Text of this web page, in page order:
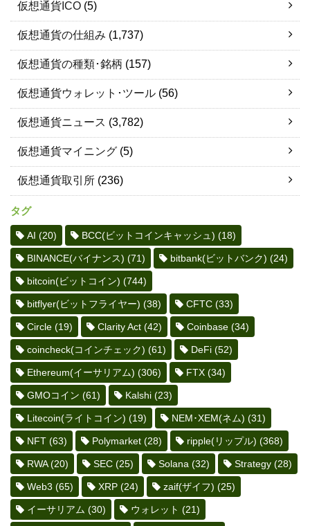
仮想通貨ICO (5)
仮想通貨の仕組み (1,737)
仮想通貨の種類･銘柄 (157)
仮想通貨ウォレット･ツール (56)
仮想通貨ニュース (3,782)
仮想通貨マイニング (5)
仮想通貨取引所 (236)
タグ
AI (20) BCC(ビットコインキャッシュ) (18)
BINANCE(バイナンス) (71) bitbank(ビットバンク) (24)
bitcoin(ビットコイン) (744)
bitflyer(ビットフライヤー) (38) CFTC (33)
Circle (19) Clarity Act (42) Coinbase (34)
coincheck(コインチェック) (61) DeFi (52)
Ethereum(イーサリアム) (306) FTX (34)
GMOコイン (61) Kalshi (23)
Litecoin(ライトコイン) (19) NEM･XEM(ネム) (31)
NFT (63) Polymarket (28) ripple(リップル) (368)
RWA(20) SEC (25) Solana (32) Strategy (28)
Web3 (65) XRP (24) zaif(ザイフ) (25)
イーサリアム (30) ウォレット (21)